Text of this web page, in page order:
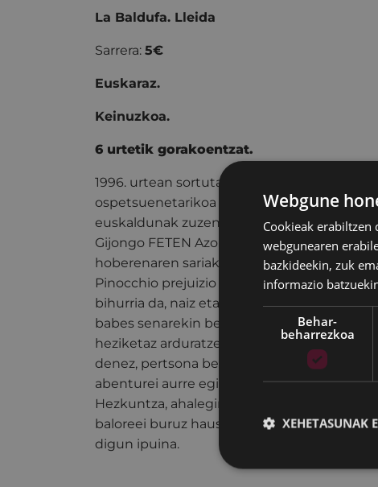
La Baldufa. Lleida
Sarrera: 5€
Euskaraz.
Keinuzkoa.
6 urtetik gorakoentzat.
1996. urtean sortutako La Baldufa konpainia
ospetsuenetarikoa dugu. Jokin Oregi idazle
euskaldunak zuzendu duen Pinocchio
Gijongo FETEN Azokan Ikuskizun
hoberenaren sariak jaso izan ditu.
Pinocchio prejuizio eta konplexu gabeko
bihurria da, naiz eta era berean oso inozoa
babes senarekin bere
heziketaz arduratzen da. Pinocchio oso
denez, pertsona bezala heltzen lagunduko
abenturei aurre egin beharko die.
Hezkuntza, ahalegina, ardura edo
baloreei buruz hausnarketa egiteko aukera
digun ipuina.
Webgune
Cookieak
webgunearen
bazkideekin, zuk
informazio
Behar-
beharrezkoa
XEHETASUNAK